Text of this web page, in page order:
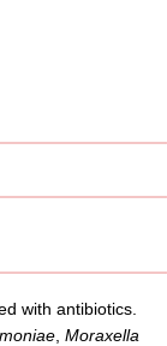
with antibiotics.
, Moraxella